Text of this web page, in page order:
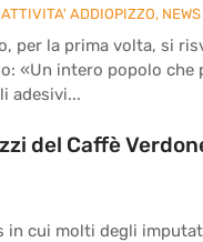
ATTIVITA' ADDIOPIZZO, NEWS
per la prima volta, si
«Un intero popolo che
adesivi...
del Caffè
in cui molti degli